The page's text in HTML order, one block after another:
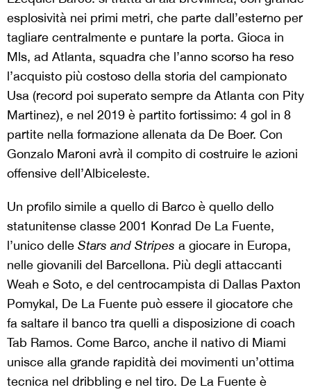
esplosività nei primi metri, che parte dall’esterno per
tagliare centralmente e puntare la porta. Gioca in
Mls, ad Atlanta, squadra che l’anno scorso ha reso
l’acquisto più costoso della storia del campionato
Usa (record poi superato sempre da Atlanta con Pity
Martinez), e nel 2019 è partito fortissimo: 4 gol in 8
partite nella formazione allenata da De Boer. Con
Gonzalo Maroni avrà il compito di costruire le azioni
offensive dell’Albiceleste.
Un profilo simile a quello di Barco è quello dello
statunitense classe 2001 Konrad De La Fuente,
l’unico delle Stars and Stripes a giocare in Europa,
nelle giovanili del Barcellona. Più degli attaccanti
Weah e Soto, e del centrocampista di Dallas Paxton
Pomykal, De La Fuente può essere il giocatore che
fa saltare il banco tra quelli a disposizione di coach
Tab Ramos. Come Barco, anche il nativo di Miami
unisce alla grande rapidità dei movimenti un’ottima
tecnica nel dribbling e nel tiro. De La Fuente è